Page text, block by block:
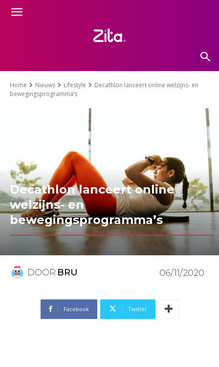
Home Nieuws Lifestyle
Decathlon lanceert online welzijns- en
bewegingsprogramma’s
Decathlon lanceert online
welzijns- en
bewegingsprogramma’s
DOOR BRU 06/11/2020
Facebook Twitter